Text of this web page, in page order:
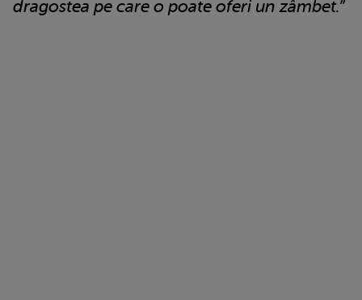
dragostea pe care o poate oferi un zâmbet.”